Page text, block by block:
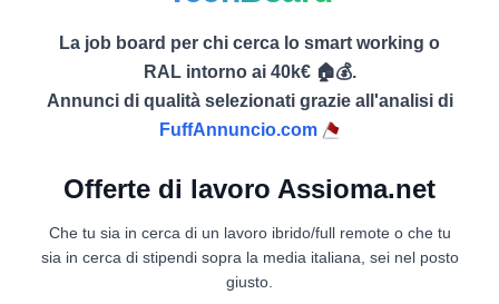
La job board per chi cerca lo smart working o
RAL intorno ai 40k€ 🏠💰.
Annunci di qualità selezionati grazie all'analisi di
FuffAnnuncio.com
Offerte di lavoro Assioma.net
Che tu sia in cerca di un lavoro ibrido/full remote o che tu
sia in cerca di stipendi sopra la media italiana, sei nel posto
giusto.